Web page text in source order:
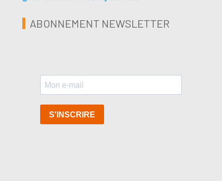
ABONNEMENT NEWSLETTER